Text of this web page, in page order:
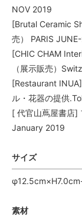
NOV 2019
[Brutal Ceramic
売） PARIS
[CHIC CHAM
（展示販売）
[Restaurant
ル・花器の提供
[ 代官山蔦屋書店]
January 2019
サイズ
素材